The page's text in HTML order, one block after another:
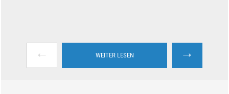
← WEITER LESEN →